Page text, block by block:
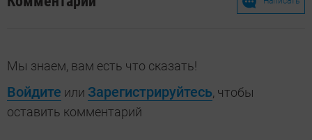
Мы знаем, вам есть что сказать!
Войдите или Зарегистрируйтесь, чтобы
оставить комментарий